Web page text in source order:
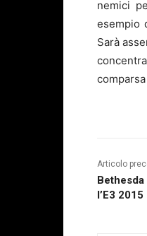
nemici
esempio
Sarà
Articolo
l’E3 2015